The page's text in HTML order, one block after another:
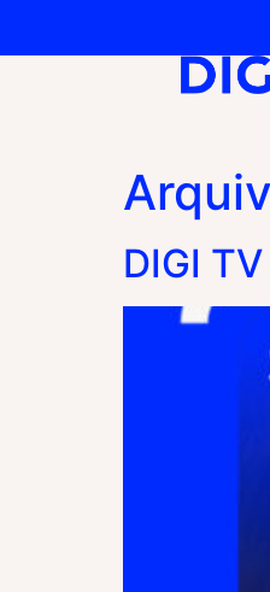
DIGI